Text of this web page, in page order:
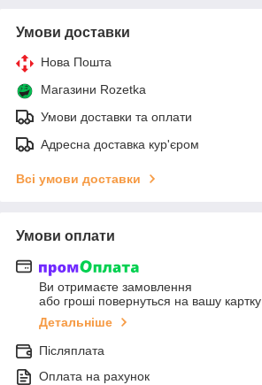
Умови доставки
Нова Пошта
Магазини Rozetka
Умови доставки та оплати
Адресна доставка кур'єром
Всі умови доставки
Умови оплати
Ви отримаєте замовлення
або гроші повернуться на вашу картку
Детальніше
Післяплата
Оплата на рахунок